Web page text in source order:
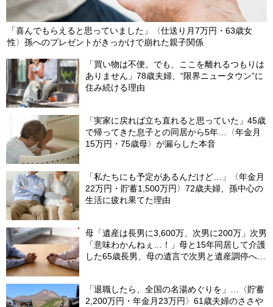
「喜んでもらえると思っていました」〈仕送り月7万円・63歳女
性〉孫へのプレゼントがきっかけで崩れた親子関係
「買い物は不便。でも、ここを離れるつもりは
ありません」78歳夫婦、“限界ニュータウン”に
住み続ける理由
「実家に戻れば立ち直れると思っていた」45歳
で帰ってきた息子との同居から5年…〈年金月
15万円・75歳母〉が漏らした本音
「私たちにも予定があるんだけど…」〈年金月
22万円・貯蓄1,500万円〉72歳夫婦、孫中心の
生活に疲れ果てた理由
母「遺産は長男に3,600万、次男に200万」次男
「意味わかんねぇ…！」母と15年同居して介護
した65歳長男、母の遺言で次男と遺産調停へ＜
「退職したら、全国の名湯めぐりを」…〈貯蓄
2,200万円・年金月23万円〉61歳夫婦のささや